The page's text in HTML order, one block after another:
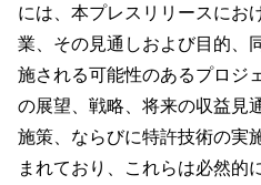
には、本プレスリリースにお
業、その見通しおよび目的、
施される可能性のあるプロジ
の展望、戦略、将来の収益見
施策、ならびに特許技術の実
まれており、これらは必然的